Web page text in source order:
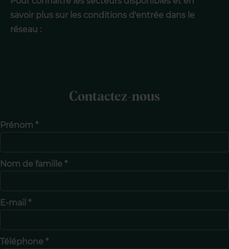
savoir plus sur les conditions d'entrée dans le
réseau :
Contactez-nous
Prénom *
Nom de famille *
E-mail *
Téléphone *